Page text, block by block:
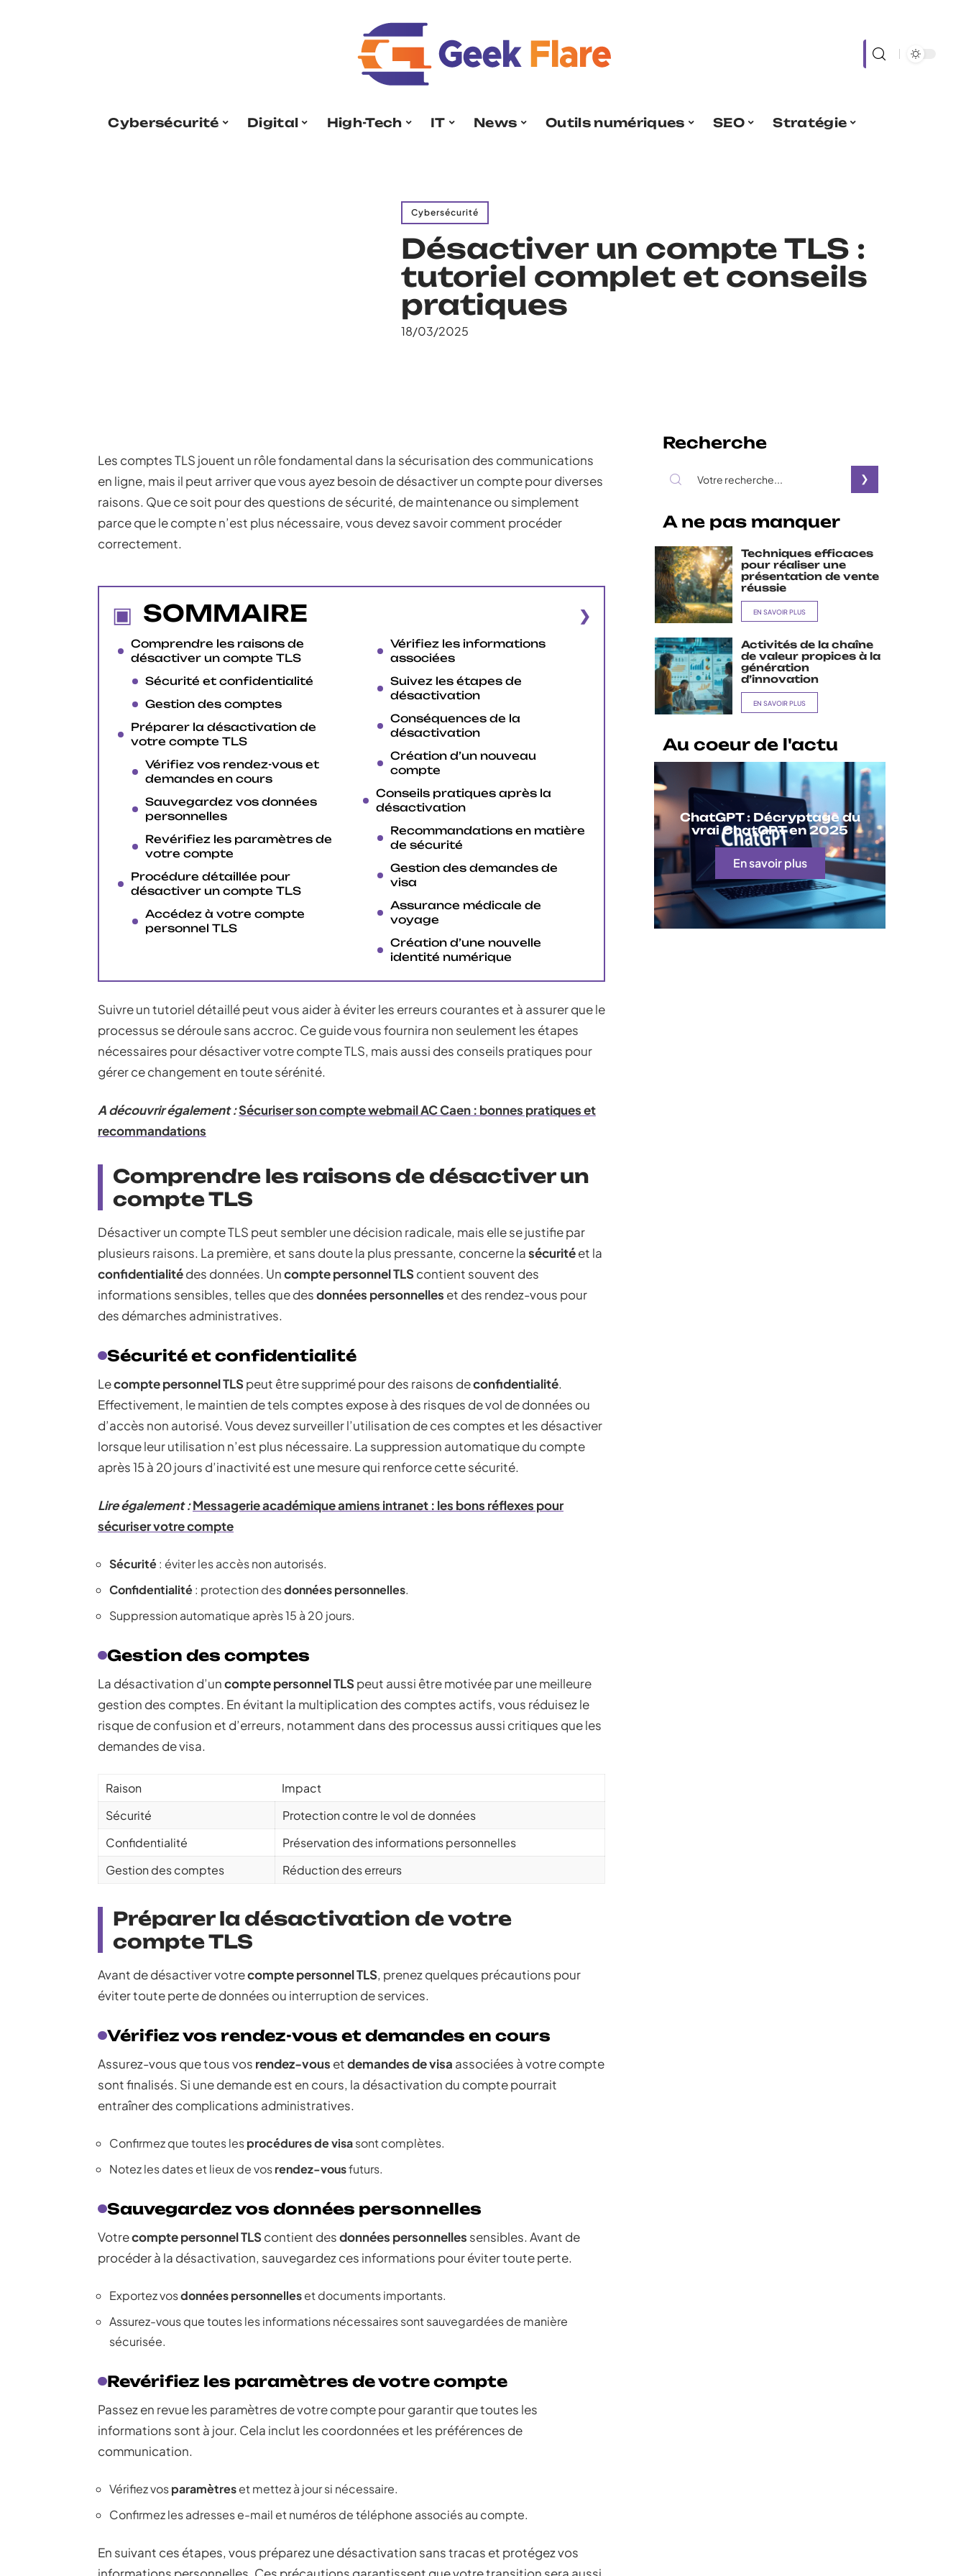
Cybersécurité Digital High-Tech IT News Outils numériques SEO Stratégie
Cybersécurité
Désactiver un compte TLS :
tutoriel complet et conseils
pratiques
18/03/2025
Les comptes TLS jouent un rôle fondamental dans la sécurisation des communications
en ligne, mais il peut arriver que vous ayez besoin de désactiver un compte pour diverses
raisons. Que ce soit pour des questions de sécurité, de maintenance ou simplement
parce que le compte n’est plus nécessaire, vous devez savoir comment procéder
correctement.
SOMMAIRE
Comprendre les raisons de
désactiver un compte TLS
Sécurité et confidentialité
Gestion des comptes
Préparer la désactivation de
votre compte TLS
Vérifiez vos rendez-vous et
demandes en cours
Sauvegardez vos données
personnelles
Revérifiez les paramètres de
votre compte
Procédure détaillée pour
désactiver un compte TLS
Accédez à votre compte
personnel TLS
Vérifiez les informations
associées
Suivez les étapes de
désactivation
Conséquences de la
désactivation
Création d’un nouveau
compte
Conseils pratiques après la
désactivation
Recommandations en matière
de sécurité
Gestion des demandes de
visa
Assurance médicale de
voyage
Création d’une nouvelle
identité numérique
Suivre un tutoriel détaillé peut vous aider à éviter les erreurs courantes et à assurer que le
processus se déroule sans accroc. Ce guide vous fournira non seulement les étapes
nécessaires pour désactiver votre compte TLS, mais aussi des conseils pratiques pour
gérer ce changement en toute sérénité.
A découvrir également :Sécuriser son compte webmail AC Caen : bonnes pratiques et
recommandations
Comprendre les raisons de désactiver un
compte TLS
Désactiver un compte TLS peut sembler une décision radicale, mais elle se justifie par
plusieurs raisons. La première, et sans doute la plus pressante, concerne lasécuritéet la
confidentialitédes données. Uncompte personnel TLScontient souvent des
informations sensibles, telles que desdonnées personnelles et des rendez-vous pour
des démarches administratives.
Sécurité et confidentialité
Lecompte personnel TLSpeut être supprimé pour des raisons deconfidentialité.
Effectivement, le maintien de tels comptes expose à des risques de vol de données ou
d’accès non autorisé. Vous devez surveiller l’utilisation de ces comptes et les désactiver
lorsque leur utilisation n’est plus nécessaire. La suppression automatique du compte
après 15 à 20 jours d’inactivité est une mesure qui renforce cette sécurité.
Lire également :Messagerie académique amiens intranet : les bons réflexes pour
sécuriser votre compte
Sécurité: éviter les accès non autorisés.
Confidentialité: protection desdonnées personnelles.
Suppression automatique après 15 à 20 jours.
Gestion des comptes
La désactivation d’uncompte personnel TLSpeut aussi être motivée par une meilleure
gestion des comptes. En évitant la multiplication des comptes actifs, vous réduisez le
risque de confusion et d’erreurs, notamment dans des processus aussi critiques que les
demandes de visa.
Raison
Impact
Sécurité
Protection contre le vol de données
Confidentialité
Préservation des informations personnelles
Gestion des comptes
Réduction des erreurs
Préparer la désactivation de votre
compte TLS
Avant de désactiver votrecompte personnel TLS, prenez quelques précautions pour
éviter toute perte de données ou interruption de services.
Vérifiez vos rendez-vous et demandes en cours
Assurez-vous que tous vos rendez-vous etdemandes de visa associées à votre compte
sont finalisés. Si une demande est en cours, la désactivation du compte pourrait
entraîner des complications administratives.
Confirmez que toutes lesprocédures de visasont complètes.
Notez les dates et lieux de vosrendez-vousfuturs.
Sauvegardez vos données personnelles
Votrecompte personnel TLScontient desdonnées personnelles sensibles. Avant de
procéder à la désactivation, sauvegardez ces informations pour éviter toute perte.
Exportez vosdonnées personnelleset documents importants.
Assurez-vous que toutes les informations nécessaires sont sauvegardées de manière
sécurisée.
Revérifiez les paramètres de votre compte
Passez en revue les paramètres de votre compte pour garantir que toutes les
informations sont à jour. Cela inclut les coordonnées et les préférences de
communication.
Vérifiez vosparamètreset mettez à jour si nécessaire.
Confirmez les adresses e-mail et numéros de téléphone associés au compte.
En suivant ces étapes, vous préparez une désactivation sans tracas et protégez vos
Recherche
A ne pas manquer
Techniques efficaces
pour réaliser une
présentation de vente
réussie
EN SAVOIR PLUS
Activités de la chaîne
de valeur propices à la
génération
d’innovation
EN SAVOIR PLUS
Au coeur de l'actu
ChatGPT : Décryptage du
vrai ChatGPT en 2025
En savoir plus